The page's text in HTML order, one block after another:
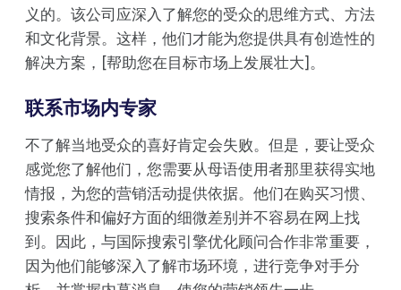
义的。该公司应深入了解您的受众的思维方式、方法
和文化背景。这样，他们才能为您提供具有创造性的
解决方案，[帮助您在目标市场上发展壮大]。
联系市场内专家
不了解当地受众的喜好肯定会失败。但是，要让受众
感觉您了解他们，您需要从母语使用者那里获得实地
情报，为您的营销活动提供依据。他们在购买习惯、
搜索条件和偏好方面的细微差别并不容易在网上找
到。因此，与国际搜索引擎优化顾问合作非常重要，
因为他们能够深入了解市场环境，进行竞争对手分